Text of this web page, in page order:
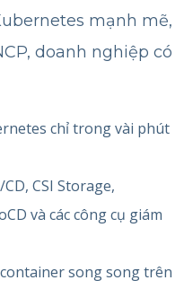
mạnh mẽ,
doanh nghiệp có
chỉ trong vài phút
CSI Storage,
và các công cụ giám
song song trên